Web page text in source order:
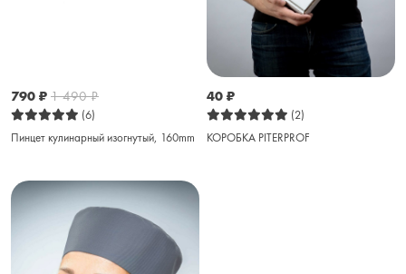
790 ₽ 1 490₽
(6)
Пинцет кулинарный изогнутый, 160mm
40 ₽
(2)
КОРОБКА PITERPROF